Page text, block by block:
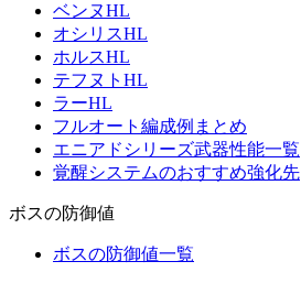
ベンヌHL
オシリスHL
ホルスHL
テフヌトHL
ラーHL
フルオート編成例まとめ
エニアドシリーズ武器性能一覧
覚醒システムのおすすめ強化先
ボスの防御値
ボスの防御値一覧